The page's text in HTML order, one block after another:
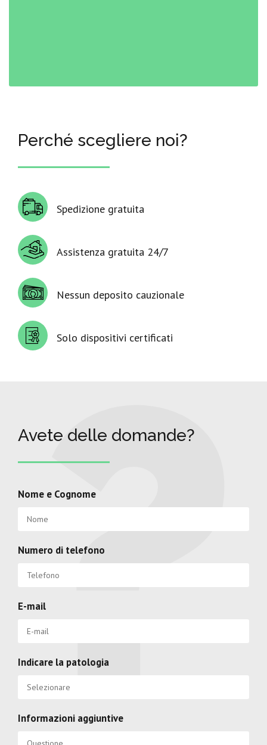
Perché scegliere noi?
Spedizione gratuita
Assistenza gratuita 24/7
Nessun deposito cauzionale
Solo dispositivi certificati
Avete delle domande?
Nome e Cognome
Numero di telefono
E-mail
Indicare la patologia
Informazioni aggiuntive